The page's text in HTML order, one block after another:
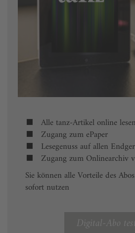
Alle tanz-Artikel online lesen
Zugang zum ePaper
Lesegenuss auf allen
Zugang zum Onlinearchiv
Sie können alle Vorteile des Abos
sofort nutzen
Digital-Abo